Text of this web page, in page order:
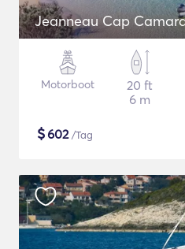
Jeanneau Cap
Motorboot
20 ft
6 m
$602/Tag